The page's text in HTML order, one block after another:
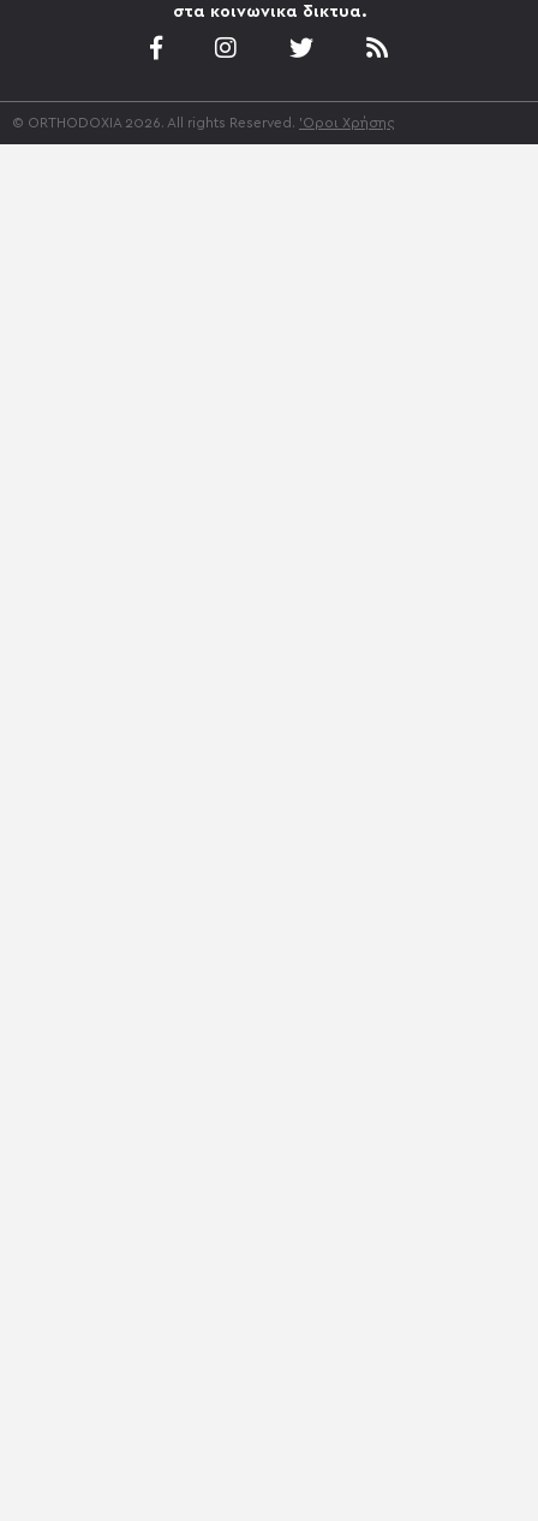
στα κοινωνικα δικτυα.
© ORTHODOXIA 2026. All rights Reserved. 'Οροι Χρήσης